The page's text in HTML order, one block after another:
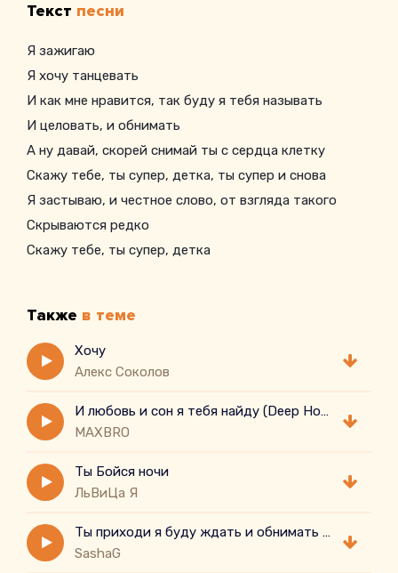
Текст песни
Я зажигаю
Я хочу танцевать
И как мне нравится, так буду я тебя называть
И целовать, и обнимать
А ну давай, скорей снимай ты с сердца клетку
Скажу тебе, ты супер, детка, ты супер и снова
Я застываю, и честное слово, от взгляда такого
Скрываются редко
Скажу тебе, ты супер, детка
От взгляда такого
Также в теме
Хочу
Алекс Соколов
И любовь и сон я тебя найду (Deep House Remix)
MAXBRO
Ты Бойся ночи
ЛьВиЦа Я
Ты приходи я буду ждать и обнимать и целовать
SashaG